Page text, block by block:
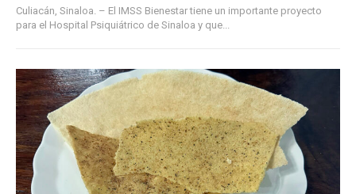
Culiacán, Sinaloa. – El IMSS Bienestar tiene un importante proyecto
para el Hospital Psiquiátrico de Sinaloa y que...